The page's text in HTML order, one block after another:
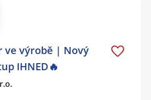
ve výrobě | Nový
IHNED🔥